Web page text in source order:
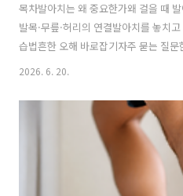
목차발아치는 왜 중요한가왜 걸을 때
발목·무릎·허리의 연결발아치를 놓치
습법흔한 오해 바로잡기자주 묻는 질
닥의 곡선이 아니라 충격 흡수와 추진
지 연쇄적으로 흔들릴 수 있습니다.우
다. 그래서 대부분의 사람들은 “그냥
하지만 몸은 익숙하다고 해서 늘 올바
다. 특히 발아치를 거의 의식하지 않은
불안정, 무릎 통증, 허리 뻐근함으로
2026. 6. 20.